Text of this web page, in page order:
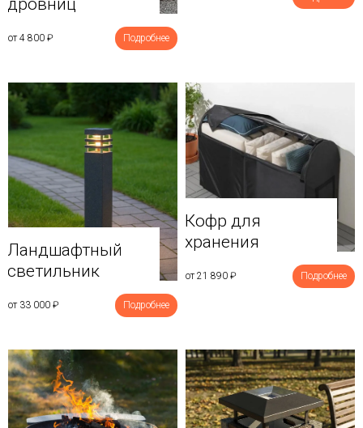
дровниц
от 4 800 ₽ Подробнее
Ландшафтный
светильник
от 33 000 ₽ Подробнее
Кофр для
хранения
от 21 890 ₽ Подробнее